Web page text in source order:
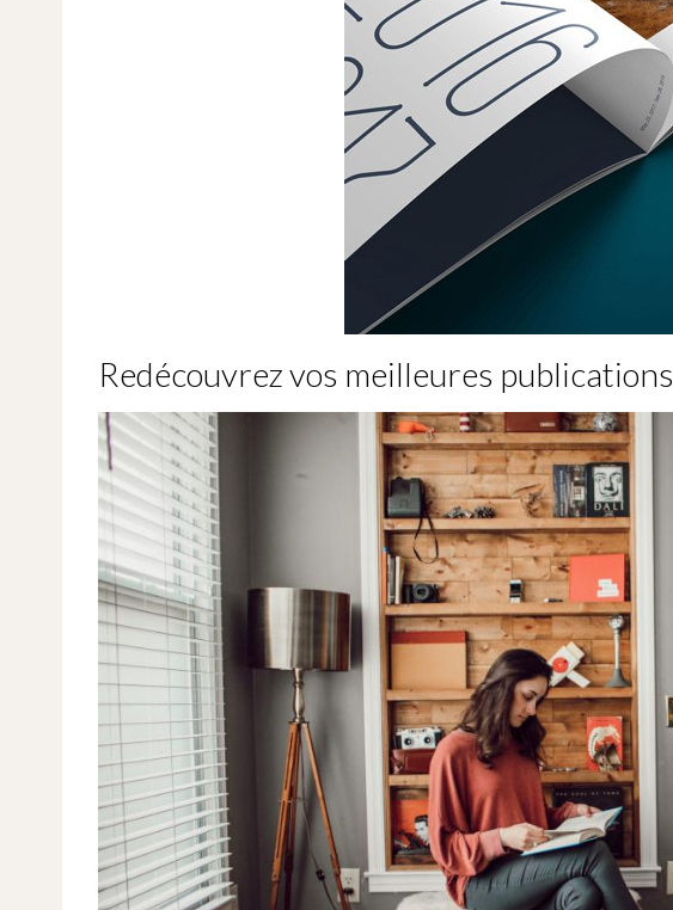
Redécouvrez vos meilleures publications